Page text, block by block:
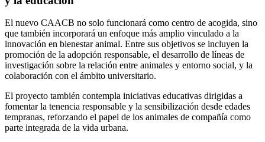
El nuevo CAACB no solo funcionará como centro de acogida, sino
que también incorporará un enfoque más amplio vinculado a la
innovación en bienestar animal. Entre sus objetivos se incluyen la
promoción de la adopción responsable, el desarrollo de líneas de
investigación sobre la relación entre animales y entorno social, y la
colaboración con el ámbito universitario.
El proyecto también contempla iniciativas educativas dirigidas a
fomentar la tenencia responsable y la sensibilización desde edades
tempranas, reforzando el papel de los animales de compañía como
parte integrada de la vida urbana.